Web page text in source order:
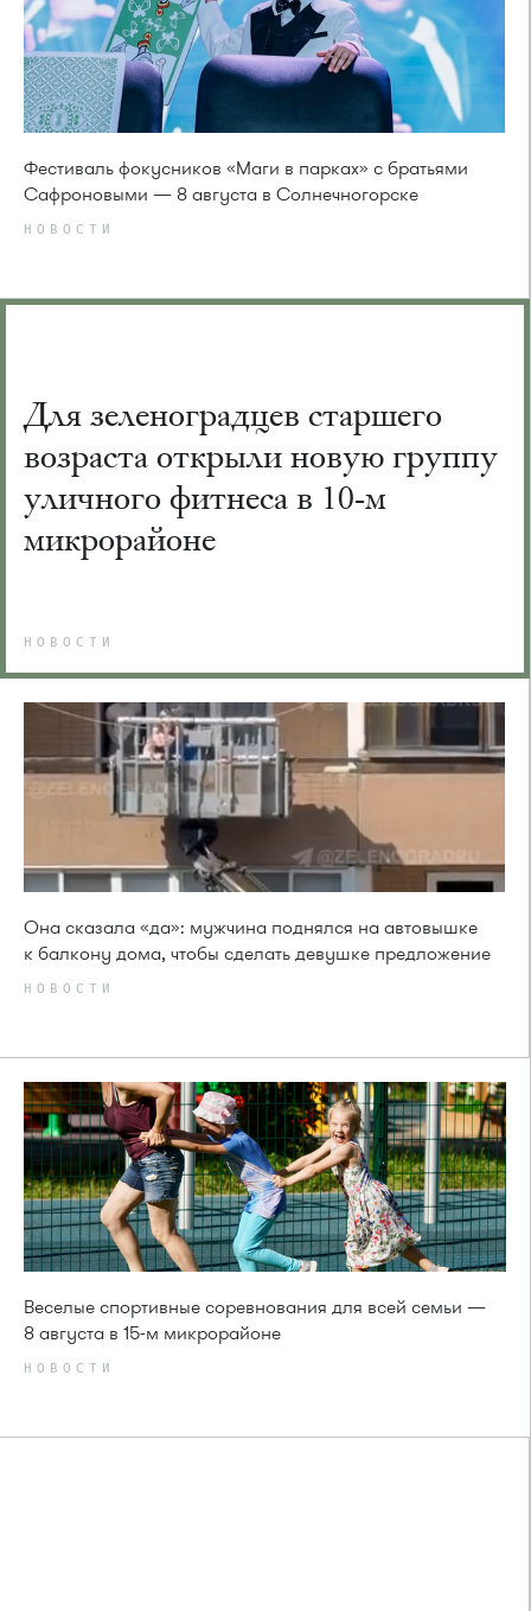
Фестиваль фокусников «Маги в парках» с братьями
Сафроновыми — 8 августа в Солнечногорске
НОВОСТИ
Для зеленоградцев старшего
возраста открыли новую группу
уличного фитнеса в 10-м
микрорайоне
НОВОСТИ
Она сказала «да»: мужчина поднялся на автовышке
к балкону дома, чтобы сделать девушке предложение
НОВОСТИ
Веселые спортивные соревнования для всей семьи —
8 августа в 15-м микрорайоне
НОВОСТИ